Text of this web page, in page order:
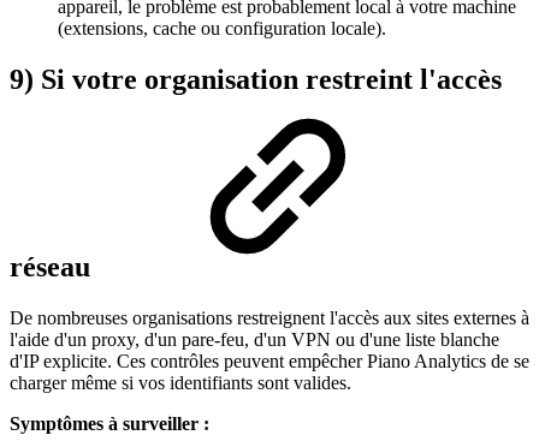
appareil, le problème est probablement local à votre machine
(extensions, cache ou configuration locale).
9) Si votre organisation restreint l'accès
réseau
De nombreuses organisations restreignent l'accès aux sites externes à
l'aide d'un proxy, d'un pare-feu, d'un VPN ou d'une liste blanche
d'IP explicite. Ces contrôles peuvent empêcher Piano Analytics de se
charger même si vos identifiants sont valides.
Symptômes à surveiller :